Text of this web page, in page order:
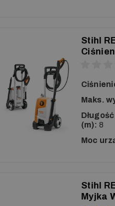
Stihl
Maks.
(m): 8
Moc
Stihl
Myjka